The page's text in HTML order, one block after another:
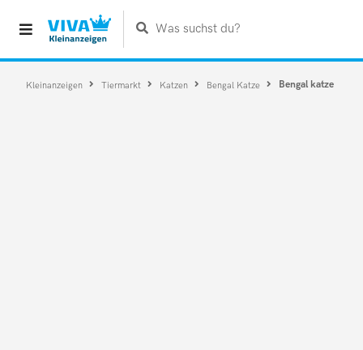
Was suchst du?
Kleinanzeigen Tiermarkt Katzen Bengal Katze Bengal katze